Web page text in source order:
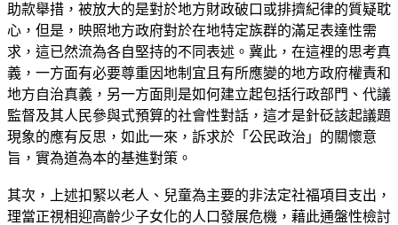
助款舉措，被放大的是對於地方財政破口或排擠紀律的質疑耽
心，但是，映照地方政府對於在地特定族群的滿足表達性需
求，這已然流為各自堅持的不同表述。冀此，在這裡的思考真
義，一方面有必要尊重因地制宜且有所應變的地方政府權責和
地方自治真義，另一方面則是如何建立起包括行政部門、代議
監督及其人民參與式預算的社會性對話，這才是針砭該起議題
現象的應有反思，如此一來，訴求於「公民政治」的關懷意
旨，實為道為本的基進對策。
其次，上述扣緊以老人、兒童為主要的非法定社福項目支出，
理當正視相迎高齡少子女化的人口發展危機，藉此通盤性檢討